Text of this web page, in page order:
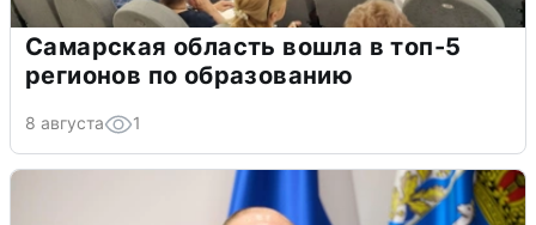
Самарская область вошла в топ-5
регионов по образованию
8 августа 1